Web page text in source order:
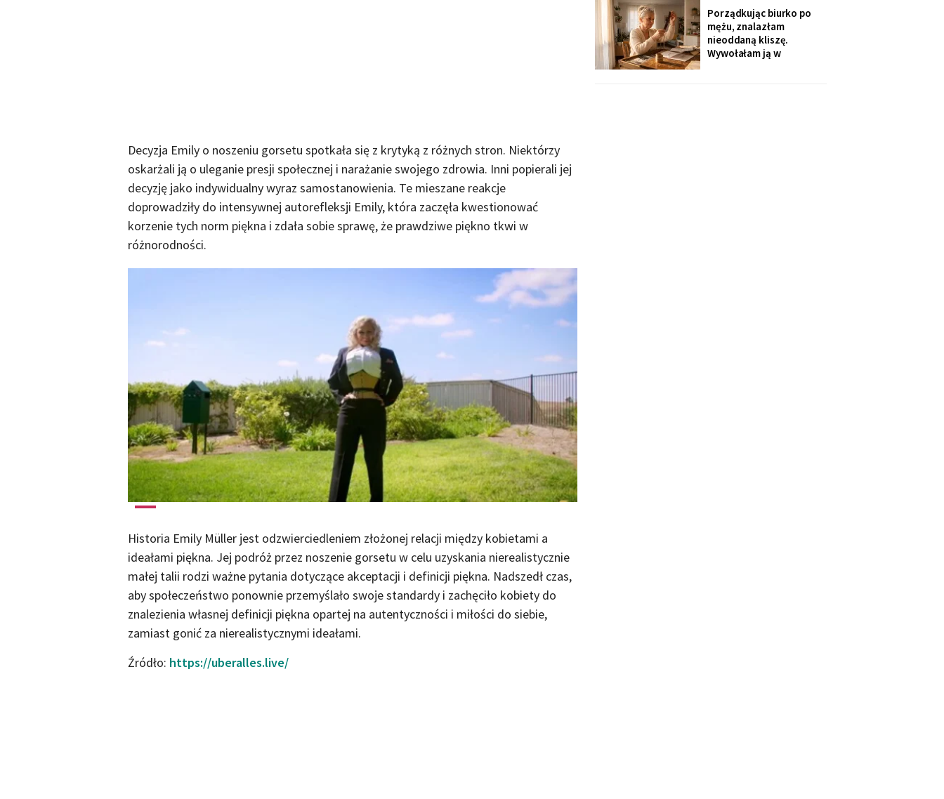
Decyzja Emily o noszeniu gorsetu spotkała się z krytyką z różnych stron. Niektórzy
oskarżali ją o uleganie presji społecznej i narażanie swojego zdrowia. Inni popierali jej
decyzję jako indywidualny wyraz samostanowienia. Te mieszane reakcje
doprowadziły do intensywnej autorefleksji Emily, która zaczęła kwestionować
korzenie tych norm piękna i zdała sobie sprawę, że prawdziwe piękno tkwi w
różnorodności.
Historia Emily Müller jest odzwierciedleniem złożonej relacji między kobietami a
ideałami piękna. Jej podróż przez noszenie gorsetu w celu uzyskania nierealistycznie
małej talii rodzi ważne pytania dotyczące akceptacji i definicji piękna. Nadszedł czas,
aby społeczeństwo ponownie przemyślało swoje standardy i zachęciło kobiety do
znalezienia własnej definicji piękna opartej na autentyczności i miłości do siebie,
zamiast gonić za nierealistycznymi ideałami.
Źródło: https://uberalles.live/
ścian, „bo ciocia nie lubi
na nie patrzeć". Dałam jej
mały album - schowała go
do tornistra jak
Porządkując biurko po
mężu, znalazłam
nieoddaną kliszę.
Wywołałam ją w